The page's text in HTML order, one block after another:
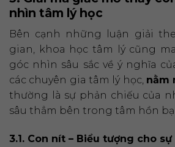
nhìn tâm lý học
Bên cạnh những luận giải
gian, khoa học tâm lý cũng
góc nhìn sâu sắc về ý nghĩa
các chuyên gia tâm lý học, nằm
thường là sự phản chiếu của
sâu thẳm bên trong tâm hồn
3.1. Con nít – Biểu tượng cho